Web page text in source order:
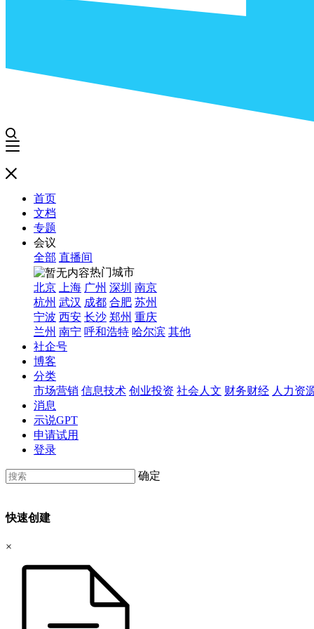
首页
文档
专题
会议
全部 直播间
热门城市
北京
上海 广州 深圳 南京
杭州 武汉 成都 合肥 苏州
宁波 西安 长沙 郑州 重庆
兰州 南宁 呼和浩特 哈尔滨 其他
社企号
博客
分类
市场营销 信息技术 创业投资 社会人文 财务财经 人力资
消息
示说GPT
申请试用
登录
确定
快速创建
×